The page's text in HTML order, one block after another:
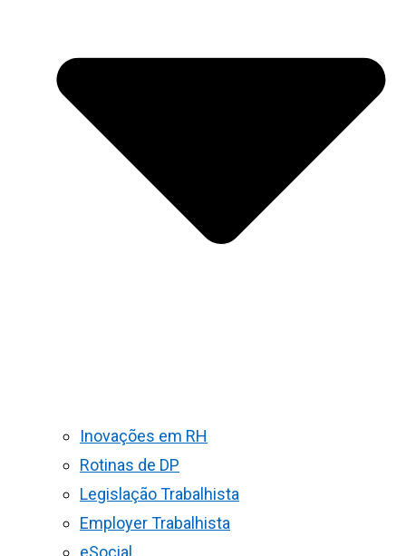
Inovações em RH
Rotinas de DP
Legislação Trabalhista
Employer Trabalhista
eSocial